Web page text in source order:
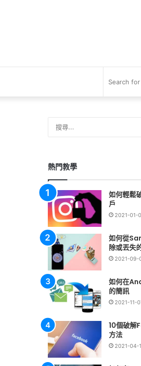
熱門教學
如何輕
戶
2021-01-
如何從
除或丟失
2021-09-
如何在
的簡訊
2021-11-
10個破解
方法
2021-04-